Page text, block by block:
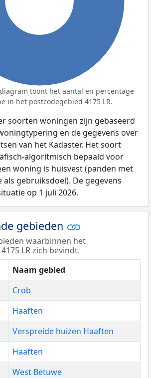
toont het aantal en percentage
in het postcodegebied 4175 LR.
soorten woningen zijn gebaseerd
en de gegevens over
van het Kadaster. Het soort
algoritmisch bepaald voor
woning is huisvest (panden met
gebruiksdoel). De gegevens
op 1 juli 2026.
gebieden
waarbinnen het
LR zich bevindt.
Naam gebied
Crob
Haaften
Verspreide huizen Haaften
Haaften
West Betuwe